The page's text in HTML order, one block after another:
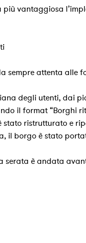
più vantaggiosa
sempre attenta alle
degli utenti, dai
il format
ristrutturato e
il borgo è stato
serata è andata